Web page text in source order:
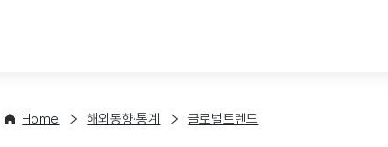
Home 해외동향·통계 글로벌트렌드